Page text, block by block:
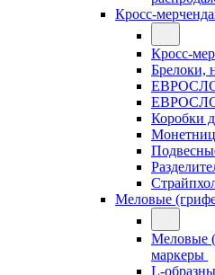
Кросс-
Кросс-
Брелоки,
Коробки
Меловые
Меловые
маркеры
L-